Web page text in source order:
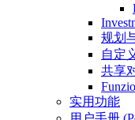
规划
自定
共享
实用功能